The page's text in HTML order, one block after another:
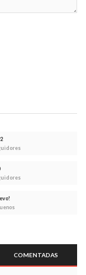
COMENTADAS